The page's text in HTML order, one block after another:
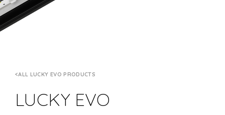
ALL LUCKY EVO PRODUCTS
LUCKY EVO